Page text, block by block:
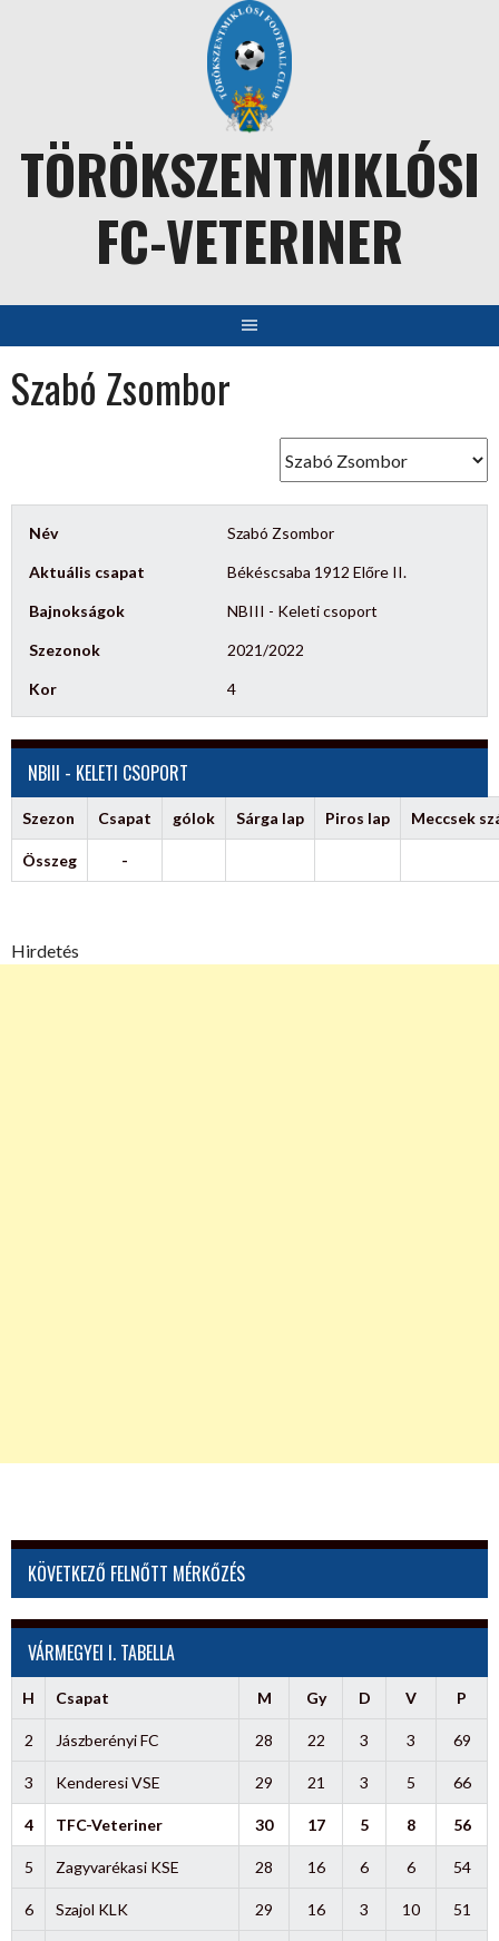
TÖRÖKSZENTMIKLÓSI
FC-VETERINER
Szabó Zsombor
Név Szabó Zsombor
Aktuális csapat Békéscsaba 1912 Előre II.
Bajnokságok NBIII - Keleti csoport
Szezonok 2021/2022
Kor 4
NBIII - KELETI CSOPORT
Szezon Csapat gólok Sárga lap Piros lap Meccsek
Összeg -
Hirdetés
KÖVETKEZŐ FELNŐTT MÉRKŐZÉS
VÁRMEGYEI I. TABELLA
H Csapat M Gy D V P
2 Jászberényi FC 28 22 3 3 69
3 Kenderesi VSE 29 21 3 5 66
4 TFC-Veteriner 30 17 5 8 56
5 Zagyvarékasi KSE 28 16 6 6 54
6 Szajol KLK 29 16 3 10 51